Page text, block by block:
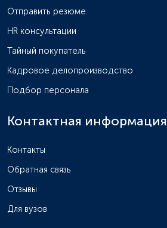
Отправить резюме
HR консультации
Тайный покупатель
Кадровое делопроизводство
Подбор персонала
Контактная информация
Контакты
Обратная связь
Отзывы
Для вузов